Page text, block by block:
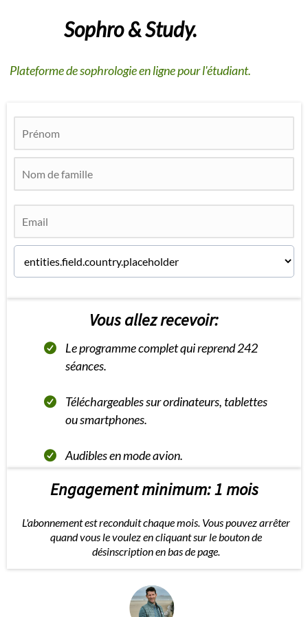
Sophro & Study.
Plateforme de sophrologie en ligne pour l'étudiant.
Vous allez recevoir:
Le programme complet qui reprend 242
séances.
Téléchargeables sur ordinateurs, tablettes
ou smartphones.
Audibles en mode avion.
Engagement minimum: 1 mois
L'abonnement est reconduit chaque mois. Vous pouvez arrêter
quand vous le voulez en cliquant sur le bouton de
désinscription en bas de page.